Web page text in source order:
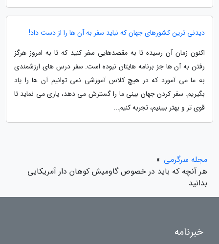
دیدنی ترین کشورهای جهان که نباید سفر به آن ها را از دست داد!
اکنون زمان آن رسیده تا به مقصدهایی سفر کنید که تا به امروز هرگز
رفتن به آن ها جز برنامه هایتان نبوده است. سفر درس های ارزشمندی
به ما می آموزد که در هیچ کلاس آموزشی نمی توانیم آن ها را یاد
بگیریم. سفر کردن جهان بینی ما را گسترش می دهد، یاری می نماید تا
قوی تر و بهتر ببینیم، تجربه کنیم...
مجله سرگرمی »
هر آنچه که باید در خصوص گاومیش کوهان دار آمریکایی
بدانید
خبرنامه